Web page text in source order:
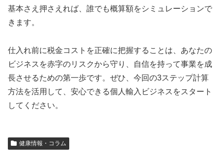
基本さえ押さえれば、誰でも概算額をシミュレーションで
きます。
仕入れ前に税金コストを正確に把握することは、あなたの
ビジネスを赤字のリスクから守り、自信を持って事業を成
長させるための第一歩です。ぜひ、今回の3ステップ計算
方法を活用して、安心できる個人輸入ビジネスをスタート
してください。
健康情報・コラム